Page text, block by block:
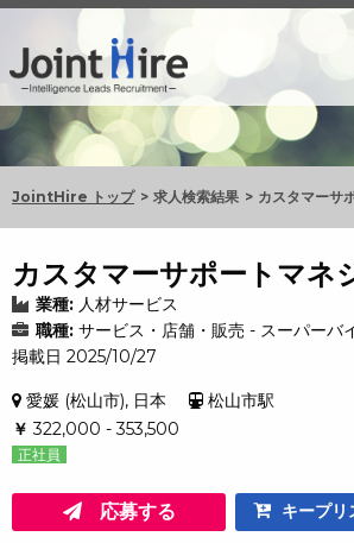
JointHire トップ 求人検索結果 カスタマーサ
カスタマーサポートマネ
業種: 人材サービス
職種: サービス・店舗・販売 - スーパーバ
掲載日 2025/10/27
愛媛 (松山市), 日本
松山市駅
￥ 322,000 - 353,500
正社員
応募する キープリ